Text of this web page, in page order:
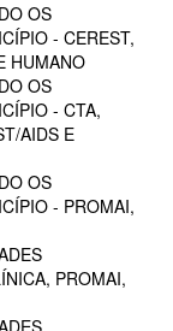
OS
- CEREST,
HUMANO
OS
- CTA,
AIDS E
OS
- PROMAI,
PROMAI,